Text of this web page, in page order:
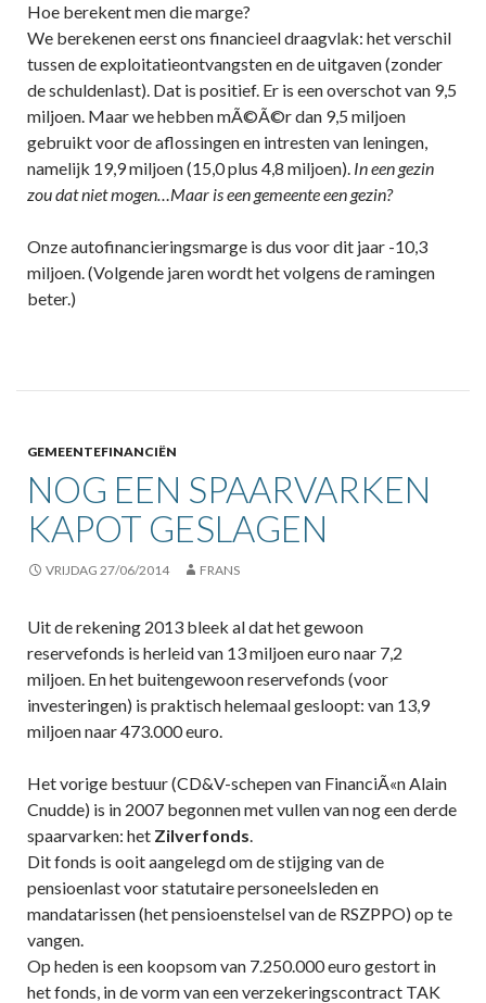
Hoe berekent men die marge?
We berekenen eerst ons financieel draagvlak: het verschil
tussen de exploitatieontvangsten en de uitgaven (zonder
de schuldenlast). Dat is positief. Er is een overschot van 9,5
miljoen. Maar we hebben mÃ©Ã©r dan 9,5 miljoen
gebruikt voor de aflossingen en intresten van leningen,
namelijk 19,9 miljoen (15,0 plus 4,8 miljoen). In een gezin
zou dat niet mogen…Maar is een gemeente een gezin?
Onze autofinancieringsmarge is dus voor dit jaar -10,3
miljoen. (Volgende jaren wordt het volgens de ramingen
beter.)
GEMEENTEFINANCIËN
NOG EEN SPAARVARKEN
KAPOT GESLAGEN
VRIJDAG 27/06/2014 FRANS
Uit de rekening 2013 bleek al dat het gewoon
reservefonds is herleid van 13 miljoen euro naar 7,2
miljoen. En het buitengewoon reservefonds (voor
investeringen) is praktisch helemaal gesloopt: van 13,9
miljoen naar 473.000 euro.
Het vorige bestuur (CD&V-schepen van FinanciÃ«n Alain
Cnudde) is in 2007 begonnen met vullen van nog een derde
spaarvarken: het Zilverfonds.
Dit fonds is ooit aangelegd om de stijging van de
pensioenlast voor statutaire personeelsleden en
mandatarissen (het pensioenstelsel van de RSZPPO) op te
vangen.
Op heden is een koopsom van 7.250.000 euro gestort in
het fonds, in de vorm van een verzekeringscontract TAK